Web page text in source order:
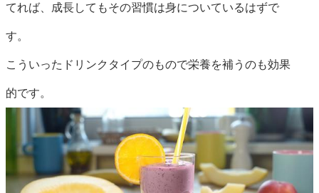
てれば、成長してもその習慣は身についているはずで
す。
こういったドリンクタイプのもので栄養を補うのも効果
的です。